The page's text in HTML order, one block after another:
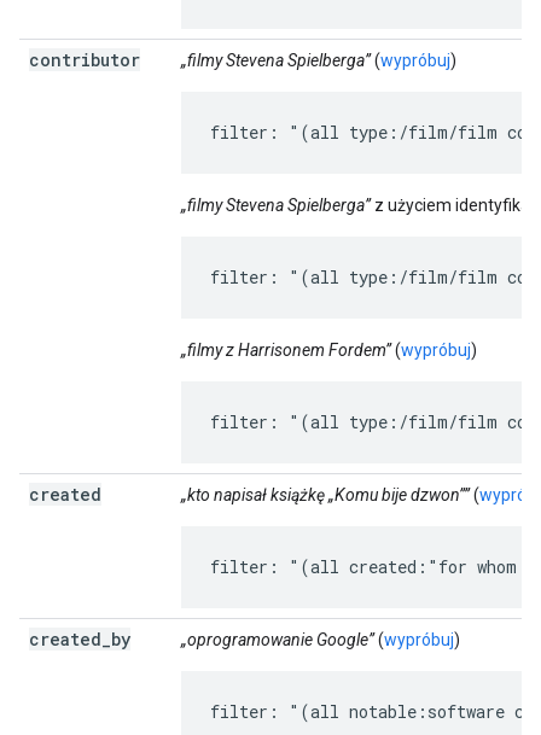
contributor „filmy Stevena Spielberga”(wypróbuj)
filter: "(all type:/film/film
„filmy Stevena Spielberga”z użyciem
filter: "(all type:/film/film
„filmy z Harrisonem Fordem”(wypróbuj)
filter: "(all type:/film/film
created „kto napisał książkę „Komu bije dzwon””(
filter: "(all created:"for whom
created by „oprogramowanie Google”(wypróbuj)
filter: "(all notable:software